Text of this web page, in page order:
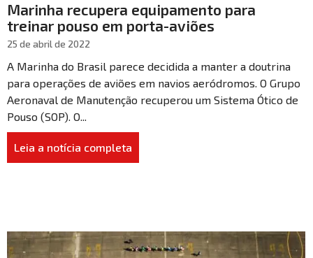
Marinha recupera equipamento para
treinar pouso em porta-aviões
25 de abril de 2022
A Marinha do Brasil parece decidida a manter a doutrina
para operações de aviões em navios aeródromos. O Grupo
Aeronaval de Manutenção recuperou um Sistema Ótico de
Pouso (SOP). O...
Leia a notícia completa